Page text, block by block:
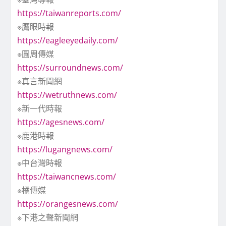
https://taiwanreports.com/
※鷹眼時報
https://eagleeyedaily.com/
※圓周傳媒
https://surroundnews.com/
※真言新聞網
https://wetruthnews.com/
※新一代時報
https://agesnews.com/
※鹿港時報
https://lugangnews.com/
※中台灣時報
https://taiwancnews.com/
※橘傳媒
https://orangesnews.com/
※下港之聲新聞網